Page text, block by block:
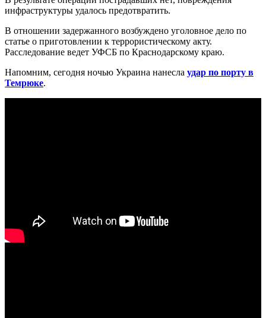
инфраструктуры удалось предотвратить.
В отношении задержанного возбуждено уголовное дело по
статье о приготовлении к террористическому акту.
Расследование ведет УФСБ по Краснодарскому краю.
Напомним, сегодня ночью Украина нанесла удар по порту в
Темрюке.